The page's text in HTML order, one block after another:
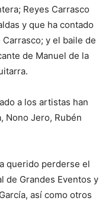
Reyes Carrasco
y que ha contado
y el baile de
de Manuel de la
a los artistas han
Nono Jero, Rubén
querido perderse el
de Grandes Eventos y
así como otros